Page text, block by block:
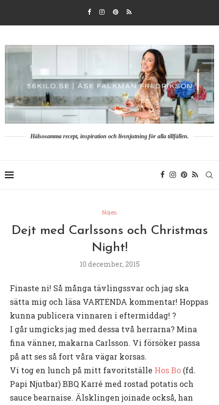
Hälsosamma recept, inspiration och livsnjutning för alla tillfällen.
Nöjen
Dejt med Carlssons och Christmas
Night!
10 december, 2015
Finaste ni! Så många tävlingssvar och jag ska
sätta mig och läsa VARTENDA kommentar! Hoppas
kunna publicera vinnaren i eftermiddag! ?
I går umgicks jag med dessa två herrarna? Mina
fina vänner, makarna Carlsson. Vi försöker passa
på att ses så fort våra vägar korsas.
Vi tog en lunch på mitt favoritställe Hos Bo (fd.
Papi Njutbar) BBQ Karré med rostad potatis och
sauce bearnaise. Älsklingen joinade också, han